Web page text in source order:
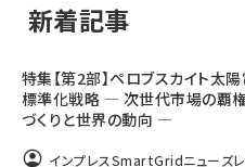
新着記事
特集【第2部】ペロブスカイト太
標準化戦略 ― 次世代市場の覇
づくりと世界の動向 ―
インプレスSmartGridニューズ